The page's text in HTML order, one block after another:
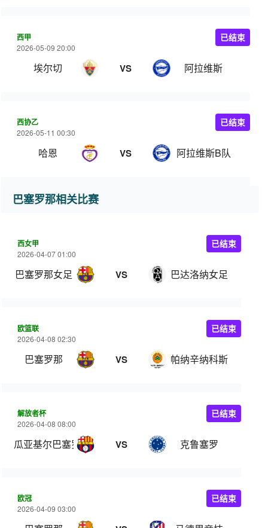
西甲
2026-05-09 20:00
埃尔切 VS 阿拉维斯
已结束
西协乙
2026-05-11 00:30
哈恩 VS 阿拉维斯B队
已结束
巴塞罗那相关比赛
西女甲
2026-04-07 01:00
巴塞罗那女足 VS 巴达洛纳女足
已结束
欧篮联
2026-04-08 02:30
巴塞罗那 VS 帕纳辛纳科斯
已结束
解放者杯
2026-04-08 08:00
瓜亚基尔巴塞罗那 VS 克鲁塞罗
已结束
欧冠
2026-04-09 03:00
已结束